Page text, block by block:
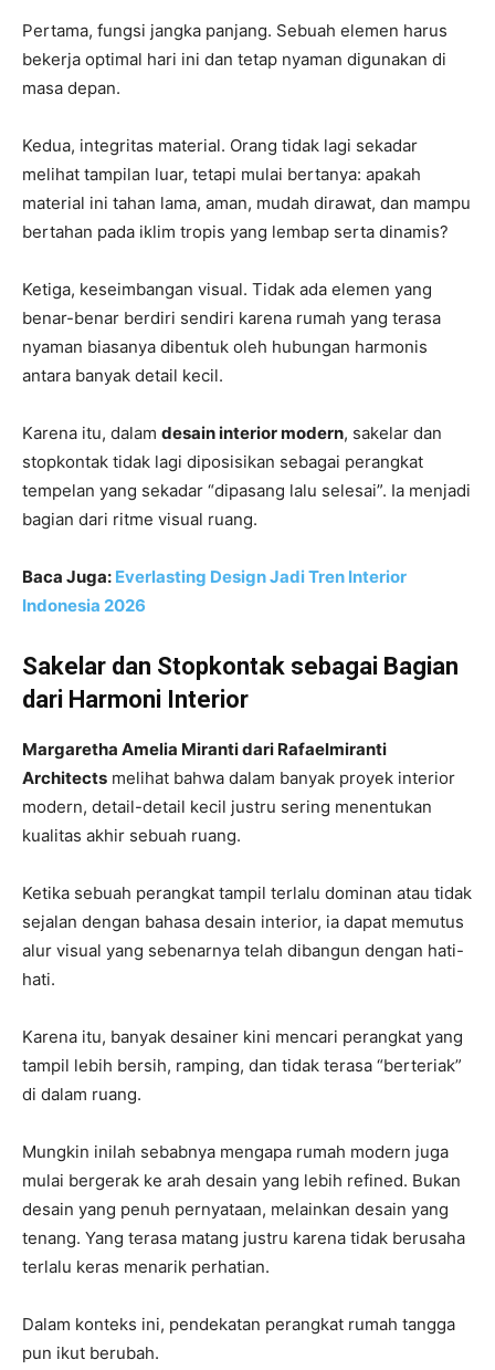
Pertama, fungsi jangka panjang. Sebuah elemen harus
bekerja optimal hari ini dan tetap nyaman digunakan di
masa depan.
Kedua, integritas material. Orang tidak lagi sekadar
melihat tampilan luar, tetapi mulai bertanya: apakah
material ini tahan lama, aman, mudah dirawat, dan mampu
bertahan pada iklim tropis yang lembap serta dinamis?
Ketiga, keseimbangan visual. Tidak ada elemen yang
benar-benar berdiri sendiri karena rumah yang terasa
nyaman biasanya dibentuk oleh hubungan harmonis
antara banyak detail kecil.
Karena itu, dalam desain interior modern, sakelar dan
stopkontak tidak lagi diposisikan sebagai perangkat
tempelan yang sekadar “dipasang lalu selesai”. Ia menjadi
bagian dari ritme visual ruang.
Baca Juga: Everlasting Design Jadi Tren Interior
Indonesia 2026
Sakelar dan Stopkontak sebagai Bagian
dari Harmoni Interior
Margaretha Amelia Miranti dari Rafaelmiranti
Architects melihat bahwa dalam banyak proyek interior
modern, detail-detail kecil justru sering menentukan
kualitas akhir sebuah ruang.
Ketika sebuah perangkat tampil terlalu dominan atau tidak
sejalan dengan bahasa desain interior, ia dapat memutus
alur visual yang sebenarnya telah dibangun dengan hati-
hati.
Karena itu, banyak desainer kini mencari perangkat yang
tampil lebih bersih, ramping, dan tidak terasa “berteriak”
di dalam ruang.
Mungkin inilah sebabnya mengapa rumah modern juga
mulai bergerak ke arah desain yang lebih refined. Bukan
desain yang penuh pernyataan, melainkan desain yang
tenang. Yang terasa matang justru karena tidak berusaha
terlalu keras menarik perhatian.
Dalam konteks ini, pendekatan perangkat rumah tangga
pun ikut berubah.